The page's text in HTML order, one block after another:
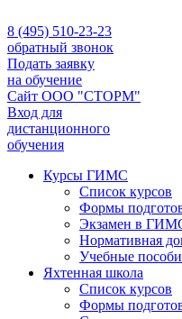
8 (495) 510-23-23
обратный звонок
Подать заявку
на обучение
Сайт ООО "СТОРМ"
Вход для
дистанционного
обучения
Курсы ГИМС
Список курсов
Формы
Экзамен в
Нормативная
Учебные
Яхтенная школа
Список курсов
Формы